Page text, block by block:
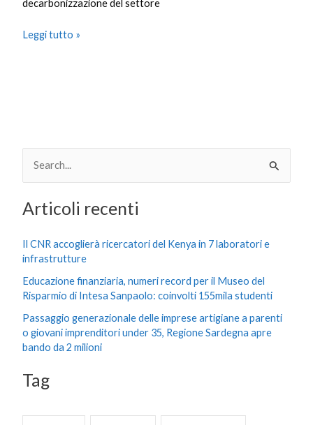
decarbonizzazione del settore
Leggi tutto »
r
a
Articoli recenti
Il CNR accoglierà ricercatori del Kenya in 7 laboratori e
infrastrutture
Educazione finanziaria, numeri record per il Museo del
Risparmio di Intesa Sanpaolo: coinvolti 155mila studenti
Passaggio generazionale delle imprese artigiane a parenti
o giovani imprenditori under 35, Regione Sardegna apre
bando da 2 milioni
Tag